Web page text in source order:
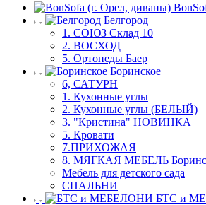
Белгород
1. СОЮЗ Склад 10
2. ВОСХОД
5. Ортопеды Баер
Боринское
6, САТУРН
1. Кухонные углы
2. Кухонные углы (БЕЛЫЙ)
3. "Кристина" НОВИНКА
5. Кровати
7.ПРИХОЖАЯ
8. МЯГКАЯ МЕБЕЛЬ
Мебель для детского сада
СПАЛЬНИ
БТС и